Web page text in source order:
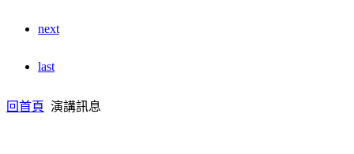
next
last
回首頁 演講訊息